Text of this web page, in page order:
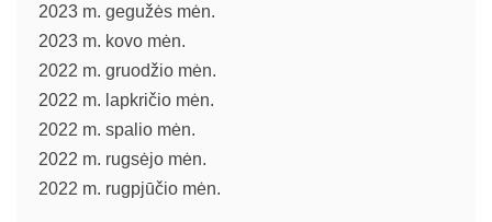
2023 m. gegužės mėn.
2023 m. kovo mėn.
2022 m. gruodžio mėn.
2022 m. lapkričio mėn.
2022 m. spalio mėn.
2022 m. rugsėjo mėn.
2022 m. rugpjūčio mėn.